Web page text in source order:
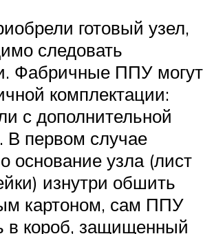
готовый узел,
следовать
Фабричные ППУ могут
комплектации:
с дополнительной
В первом случае
основание узла (лист
изнутри обшить
картоном, сам ППУ
в короб, защищенный